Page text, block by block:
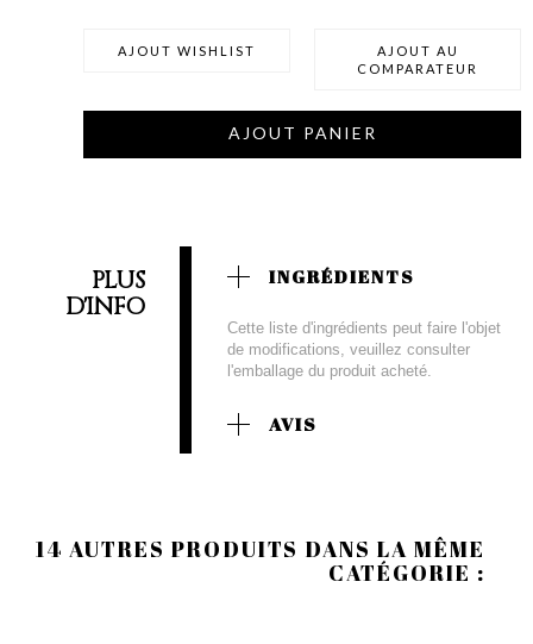
AJOUT WISHLIST
AJOUT AU
COMPARATEUR
AJOUT PANIER
PLUS
D'INFO
INGRÉDIENTS
Cette liste d'ingrédients peut faire l'objet
de modifications, veuillez consulter
l'emballage du produit acheté.
AVIS
14 AUTRES PRODUITS DANS LA MÊME
CATÉGORIE :